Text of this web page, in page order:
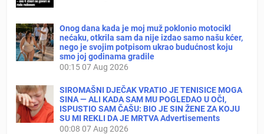
Onog dana kada je moj muž poklonio motocikl
nećaku, otkrila sam da nije izdao samo našu kćer,
nego je svojim potpisom ukrao budućnost koju
smo joj godinama gradile
00:1507 Aug 2026
SIROMAŠNI DJEČAK VRATIO JE TENISICE MOGA
SINA — ALI KADA SAM MU POGLEDAO U OČI,
ISPUSTIO SAM ČAŠU: BIO JE SIN ŽENE ZA KOJU
SU MI REKLI DA JE MRTVA Advertisements
00:08 07 Aug 2026